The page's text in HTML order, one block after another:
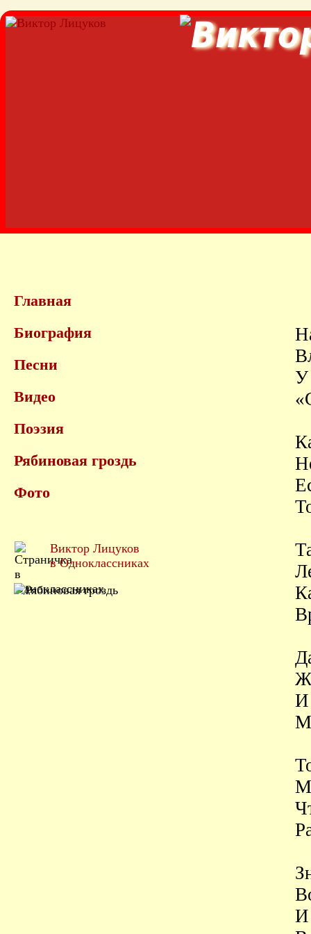
Главная
Биография
Песни
Видео
Поэзия
Рябиновая гроздь
Фото
Виктор Лицуков
в Одноклассниках
У
И
И